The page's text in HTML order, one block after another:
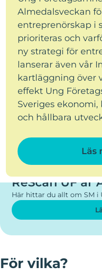
Almedalsveckan
entreprenörskap i
prioriteras och
ny strategi för
lanserar även vår
kartläggning över
effekt Ung
Sveriges
och hållbara
Läs
ReScan UF är
Här hittar du allt om SM i
För vilka?